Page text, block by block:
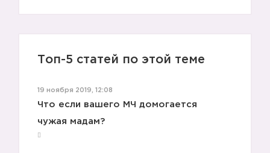
Топ-5 статей по этой теме
19 ноября 2019, 12:08
Что если вашего МЧ домогается
чужая мадам?